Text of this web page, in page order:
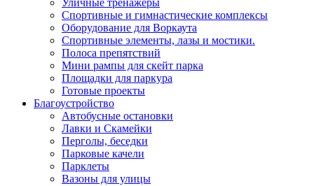
Уличные тренажеры
Спортивные и гимнастические комплексы
Оборудование для Воркаута
Спортивные элементы, лазы и мостики.
Полоса препятствий
Мини рампы для скейт парка
Площадки для паркура
Готовые проекты
Благоустройство
Автобусные остановки
Лавки и Скамейки
Перголы, беседки
Парковые качели
Парклеты
Вазоны для улицы